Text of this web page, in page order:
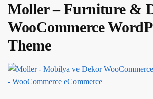
Moller – Furniture &
WooCommerce
Theme